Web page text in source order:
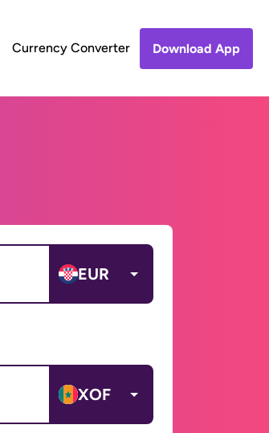
Currency Converter Download App
EUR
XOF